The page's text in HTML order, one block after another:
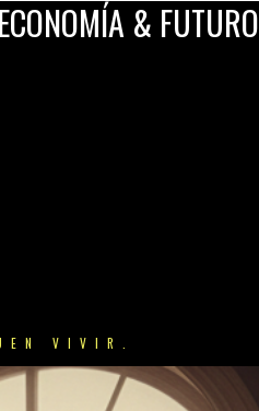
ECONOMÍA & FUTURO
VIVIR.